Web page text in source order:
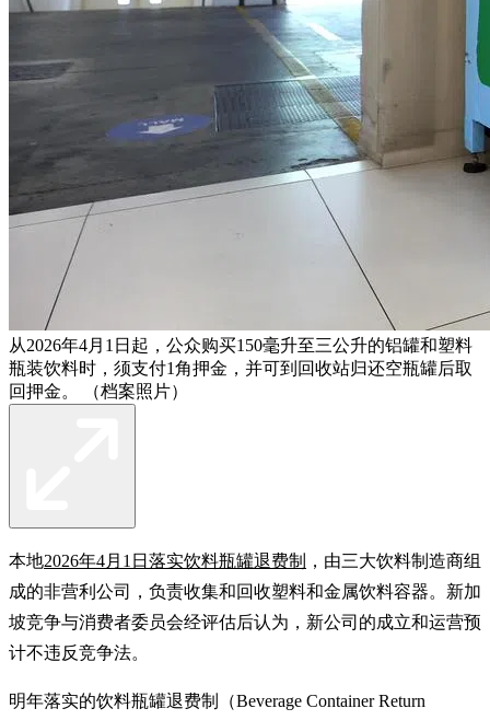
从2026年4月1日起，公众购买150毫升至三公升的铝罐和塑料
瓶装饮料时，须支付1角押金，并可到回收站归还空瓶罐后取
回押金。 （档案照片）
本地2026年4月1日落实饮料瓶罐退费制
，由三大饮料制造商组
成的非营利公司，负责收集和回收塑料和金属饮料容器。新加
坡竞争与消费者委员会经评估后认为，新公司的成立和运营预
计不违反竞争法。
明年落实的饮料瓶罐退费制（Beverage Container Return